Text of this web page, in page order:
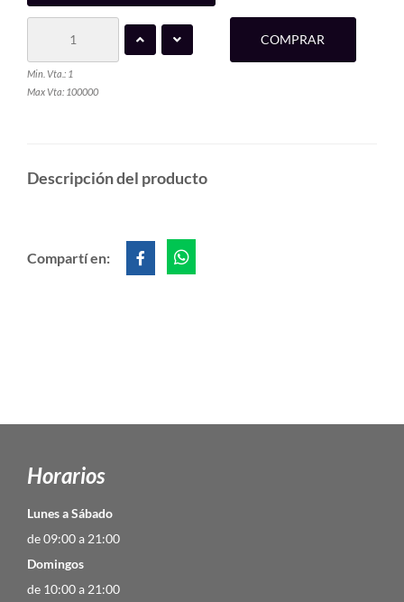
Min. Vta.: 1
Max Vta: 100000
COMPRAR
Descripción del producto
Compartí en:
Horarios
Lunes a Sábado
de 09:00 a 21:00
Domingos
de 10:00 a 21:00